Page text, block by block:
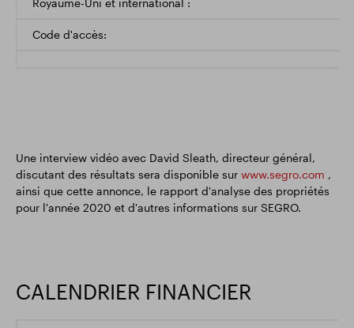
Royaume-Uni et international :
Code d'accès:
Une interview vidéo avec David Sleath, directeur général,
discutant des résultats sera disponible sur www.segro.com ,
ainsi que cette annonce, le rapport d'analyse des propriétés
pour l'année 2020 et d'autres informations sur SEGRO.
CALENDRIER FINANCIER